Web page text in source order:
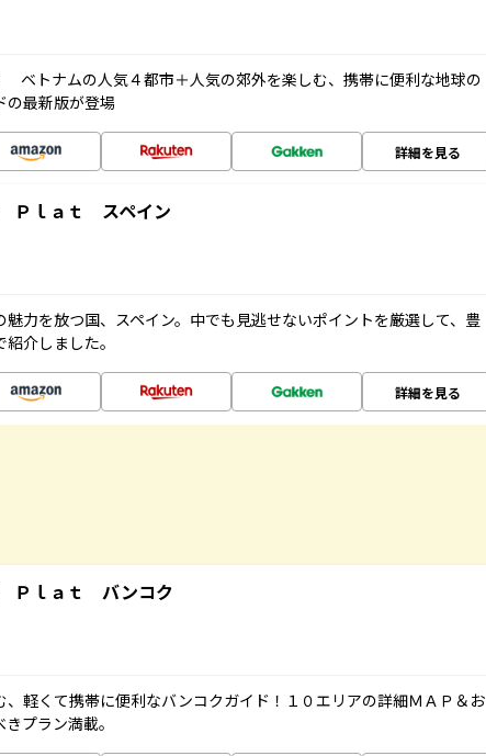
ベトナムの人気４都市＋人気の郊外を楽しむ、携帯に便利な地球の
の最新版が登場
詳細を見る
Ｐｌａｔ スペイン
魅力を放つ国、スペイン。中でも見逃せないポイントを厳選して、豊
介しました。
詳細を見る
Ｐｌａｔ バンコク
、軽くて携帯に便利なバンコクガイド！１０エリアの詳細ＭＡＰ＆お
プラン満載。